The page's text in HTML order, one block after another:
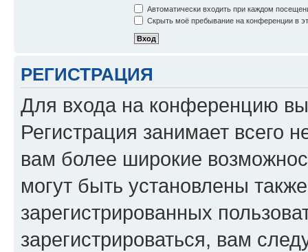
Автоматически входить при каждом
Скрыть моё пребывание на конференции в
РЕГИСТРАЦИЯ
Для входа на конференцию
Регистрация занимает всего
вам более широкие
могут быть установлены
зарегистрированных
зарегистрироваться, вам